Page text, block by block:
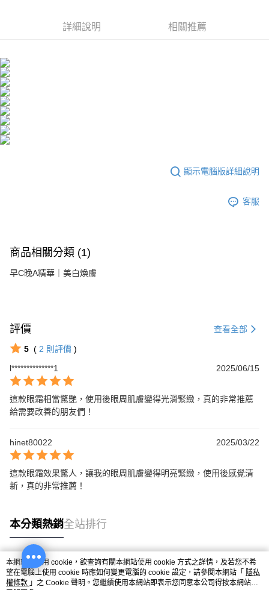
海外配送(港澳)
詳細說明 相關推薦
顯示電腦版詳細說明
客服
商品相關分類 (1)
早C晚A精華｜美白煥膚
評價 查看全部
5 ( 2 則評價 )
l**************1
2025/06/15
這款眼霜相當驚艷，使用後眼周肌膚變得光滑緊緻，真的非常推薦
給需要改善的朋友們！
hinet80022 2025/03/22
這款眼霜效果驚人，讓我的眼周肌膚變得明亮緊緻，使用後感覺清
新，真的非常推薦！
本分類熱銷全站排行
熱門標籤
本網站中使用 cookie，欲查詢有關本網站使用 cookie 方式之詳情，及若您不希
望在電腦上使用 cookie 時應如何變更電腦的 cookie 設定，請參閱本網站「 隱私
權條款 」之 Cookie 聲明。您繼續使用本網站即表示您同意本公司得按本網站使